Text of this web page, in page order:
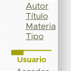
Autor
Título
Materia
Tipo
Usuario